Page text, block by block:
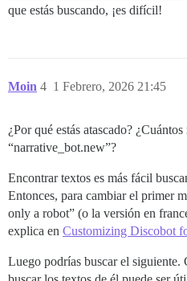
que estás buscando, ¡es difícil!
Moin 1 Febrero, 2026 21:45
4
¿Por qué estás atascado?
“narrative_bot.new”?
Encontrar textos es más fácil
Entonces, para cambiar el primer
only a robot” (o la versión en
explica en Customizing Discobot
Luego podrías buscar el